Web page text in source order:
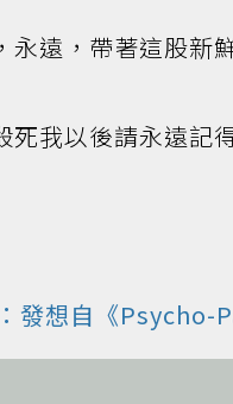
永遠，帶著這股新
死我以後請永遠記
發想自《Psycho-